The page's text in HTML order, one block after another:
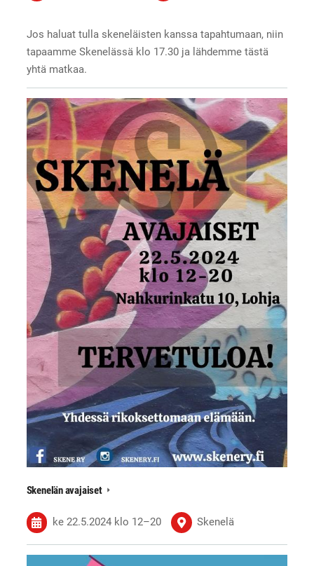
Jos haluat tulla skeneläisten kanssa tapahtumaan, niin
tapaamme Skenelässä klo 17.30 ja lähdemme tästä
yhtä matkaa.
Skenelän avajaiset
ke 22.5.2024 klo 12–20 Skenelä